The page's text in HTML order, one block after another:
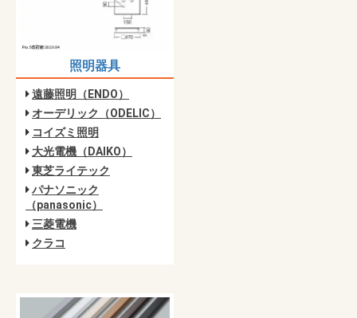
照明器具
遠藤照明（ENDO）
オーデリック（ODELIC）
コイズミ照明
大光電機（DAIKO）
東芝ライテック
パナソニック
（panasonic）
三菱電機
クラコ